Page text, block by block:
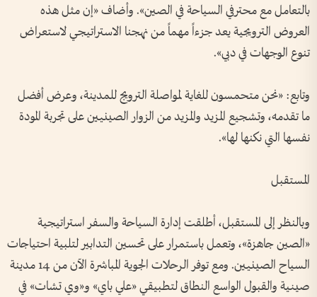
بالتعامل مع محترفي السياحة في الصين». وأضاف «إن مثل هذه
العروض الترويجية يعد جزءاً مهماً من نهجنا الاستراتيجي لاستعراض
تنوع الوجهات في دبي».
وتابع: «نحن متحمسون للغاية لمواصلة الترويج للمدينة، وعرض أفضل
ما تقدمه، وتشجيع المزيد والمزيد من الزوار الصينيين على تجربة المودة
نفسها التي نكنها لها».
المستقبل
وبالنظر إلى المستقبل، أطلقت إدارة السياحة والسفر استراتيجية
«الصين جاهزة»، وتعمل باستمرار على تحسين التدابير لتلبية احتياجات
السياح الصينيين. ومع توفر الرحلات الجوية المباشرة الآن من 14 مدينة
صينية والقبول الواسع النطاق لتطبيقي «علي باي» و«وي تشات» في